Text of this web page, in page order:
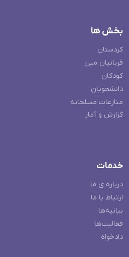
بخش ها
کردستان
قربانیان مین
کودکان
دانشجویان
منازعات مسلحانه
گزارش و آمار
خدمات
درباره ی ما
ارتباط با ما
بیانیه‌ها
فعالیت‌ها
دادخواه